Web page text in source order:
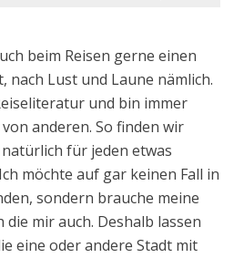
beim Reisen gerne einen
nach Lust und Laune nämlich.
und bin immer
anderen. So finden wir
für jeden etwas
möchte auf gar keinen Fall in
sondern brauche meine
mir auch. Deshalb lassen
eine oder andere Stadt mit